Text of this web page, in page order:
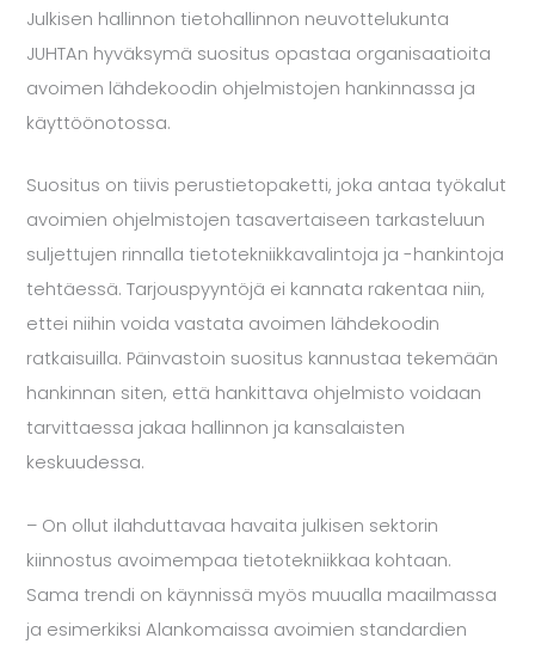
Julkisen hallinnon tietohallinnon neuvottelukunta
JUHTAn hyväksymä suositus opastaa organisaatioita
avoimen lähdekoodin ohjelmistojen hankinnassa ja
käyttöönotossa.
Suositus on tiivis perustietopaketti, joka antaa työkalut
avoimien ohjelmistojen tasavertaiseen tarkasteluun
suljettujen rinnalla tietotekniikkavalintoja ja -hankintoja
tehtäessä. Tarjouspyyntöjä ei kannata rakentaa niin,
ettei niihin voida vastata avoimen lähdekoodin
ratkaisuilla. Päinvastoin suositus kannustaa tekemään
hankinnan siten, että hankittava ohjelmisto voidaan
tarvittaessa jakaa hallinnon ja kansalaisten
keskuudessa.
– On ollut ilahduttavaa havaita julkisen sektorin
kiinnostus avoimempaa tietotekniikkaa kohtaan.
Sama trendi on käynnissä myös muualla maailmassa
ja esimerkiksi Alankomaissa avoimien standardien